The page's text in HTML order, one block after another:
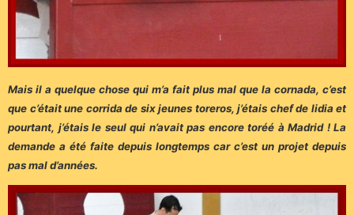
Mais il a quelque chose qui m’a fait plus mal que la cornada, c’est
que c’était une corrida de six jeunes toreros, j’étais chef de lidia et
pourtant, j’étais le seul qui n’avait pas encore toréé à Madrid ! La
demande a été faite depuis longtemps car c’est un projet depuis
pas mal d’années.